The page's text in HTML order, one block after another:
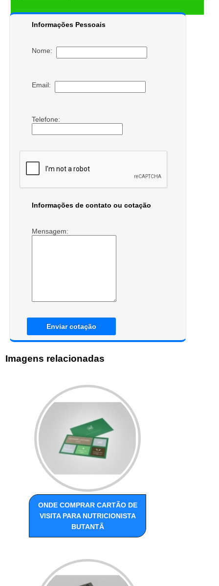
Informações Pessoais
Nome:
Email:
Telefone:
Informações de contato ou cotação
Mensagem:
Enviar cotação
Imagens relacionadas
ONDE COMPRAR CARTÃO DE
VISITA PARA NUTRICIONISTA
BUTANTÃ